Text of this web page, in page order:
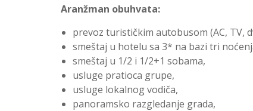
Aranžman obuhvata:
prevoz turističkim autobusom (AC, TV,
smeštaj u hotelu sa 3* na bazi tri
smeštaj u 1/2 i 1/2+1 sobama,
usluge pratioca grupe,
usluge lokalnog vodiča,
panoramsko razgledanje grada,